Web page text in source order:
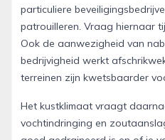
particuliere
patrouilleren. Vraag hiernaar
Ook de aanwezigheid van
bedrijvigheid werkt
terreinen zijn kwetsbaarder
Het kustklimaat vraagt
vochtindringing en